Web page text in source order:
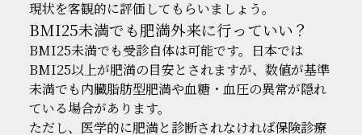
現状を客観的に評価してもらいましょう。
BMI25未満でも肥満外来に行っていい？
BMI25未満でも受診自体は可能です。日本では
BMI25以上が肥満の目安とされますが、数値が基準
未満でも内臓脂肪型肥満や血糖・血圧の異常が隠れ
ている場合があります。
ただし、医学的に肥満と診断されなければ保険診療